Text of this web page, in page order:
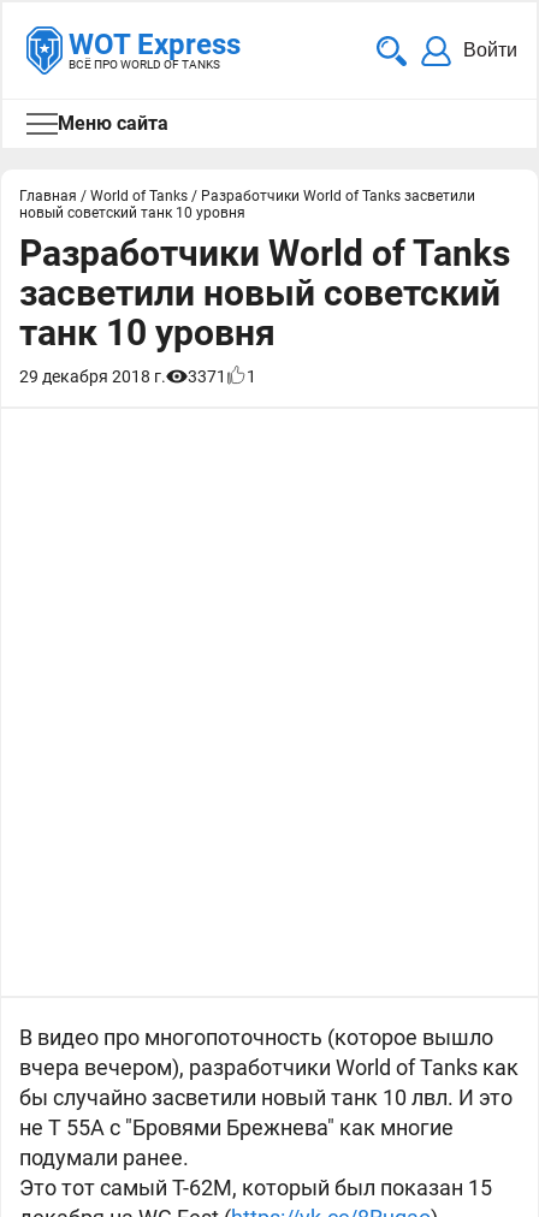
WOT Express
ВСЁ ПРО WORLD OF TANKS
Войти
Меню сайта
Главная / World of Tanks / Разработчики World of Tanks засветили
новый советский танк 10 уровня
Разработчики World of Tanks
засветили новый советский
танк 10 уровня
29 декабря 2018 г. 3371 1
В видео про многопоточность (которое вышло
вчера вечером), разработчики World of Tanks как
бы случайно засветили новый танк 10 лвл. И это
не Т 55А с "Бровями Брежнева" как многие
подумали ранее.
Это тот самый Т-62М, который был показан 15